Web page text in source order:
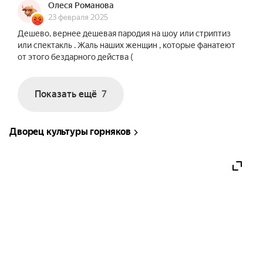
Шоу под дождём «Мужчина и Женщина» — для
тех, кто уже сталкивался с любовью. Для тех, кто
знает, что происходит после первой
влюбленности; кто знает, как рвёт на части,
когда вы не вместе; кто знает, что без юмора и
каждого зрителя! Мужские, брутальные силуэты,
Олеся Романова
23 февраля 2025
Дешево, вернее дешевая пародия на шоу или стриптиз
или спектакль . Жаль наших женщин , которые фанатеют
от этого бездарного действа (
Показать ещё 7
Дворец культуры горняков